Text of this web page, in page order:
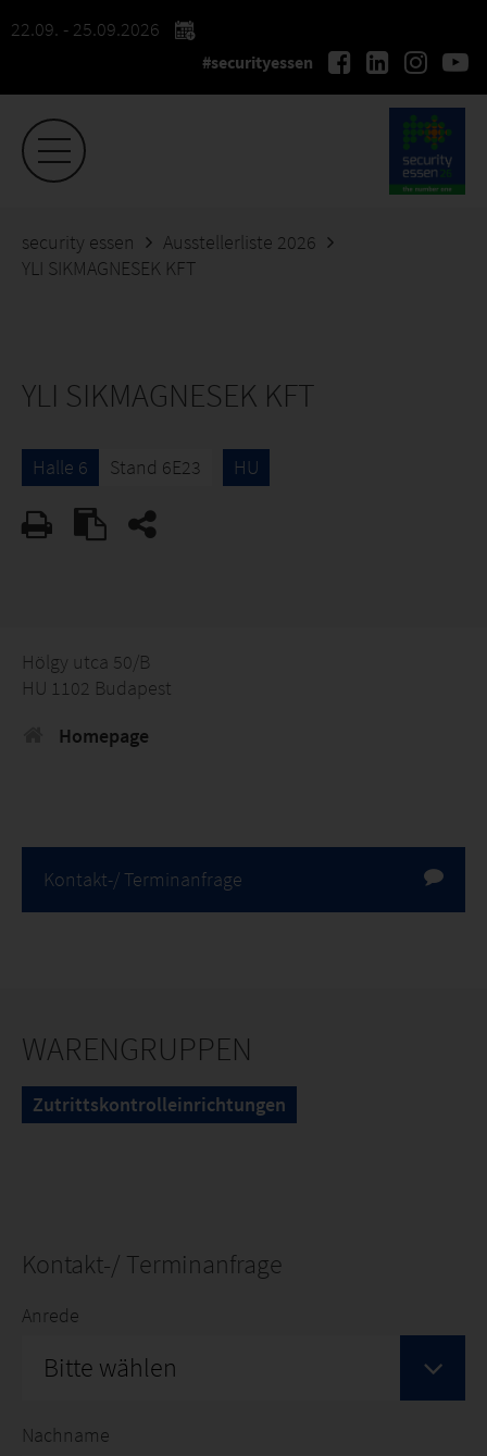
22.09. - 25.09.2026
#securityessen
security essen
Ausstellerliste 2026
YLI SIKMAGNESEK KFT
YLI SIKMAGNESEK KFT
Halle 6 Stand 6E23 HU
Hölgy utca 50/B
HU 1102 Budapest
Homepage
Kontakt-/ Terminanfrage
WARENGRUPPEN
Zutrittskontrolleinrichtungen
Kontakt-/ Terminanfrage
Anrede
Bitte wählen
Nachname